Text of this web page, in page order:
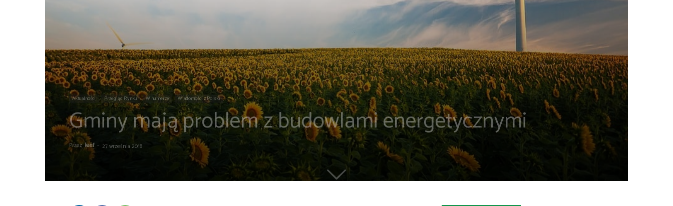
Aktualności Przegląd Rynku W numerze Wiadomości z Polski
Gminy mają problem z budowlami energetycznymi
Przez kaef - 27 września 2018